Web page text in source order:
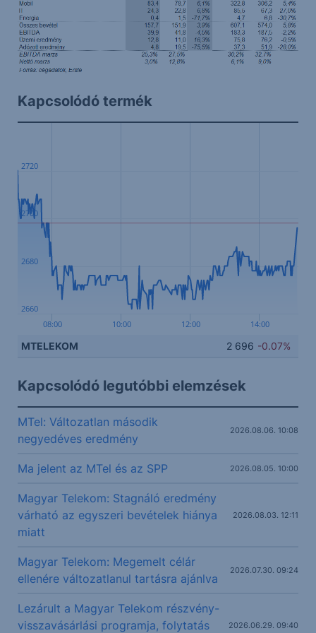
Kapcsolódó termék
08:00 10:00 12:00 14:00
2660
2680
2700
2720
MTELEKOM 2 696 -0.07%
Kapcsolódó legutóbbi elemzések
MTel: Változatlan második
negyedéves eredmény
2026.08.06. 10:08
Ma jelent az MTel és az SPP 2026.08.05. 10:00
Magyar Telekom: Stagnáló eredmény
várható az egyszeri bevételek hiánya
miatt
2026.08.03. 12:11
Magyar Telekom: Megemelt célár
ellenére változatlanul tartásra ajánlva
2026.07.30. 09:24
Lezárult a Magyar Telekom részvény-
visszavásárlási programja, folytatás
2026.06.29. 09:40